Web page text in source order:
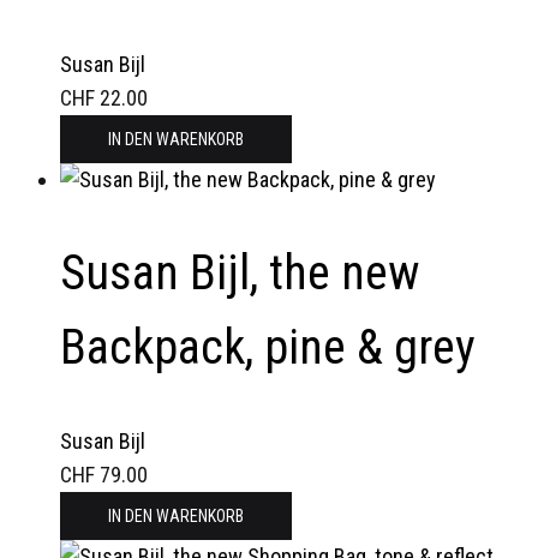
Susan Bijl
CHF 22.00
IN DEN WARENKORB
Susan Bijl, the new
Backpack, pine & grey
Susan Bijl
CHF 79.00
IN DEN WARENKORB